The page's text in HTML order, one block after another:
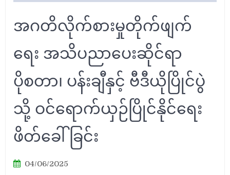
အဂတိလိုက်စားမှုတိုက်ဖျက်
ရေး အသိပညာပေးဆိုင်ရာ
ပိုစတာ၊ ပန်းချီနှင့် ဗီဒီယိုပြိုင်ပွဲ
သို့ ဝင်ရောက်ယှဉ်ပြိုင်နိုင်ရေး
ဖိတ်ခေါ်ခြင်း
04/06/2025